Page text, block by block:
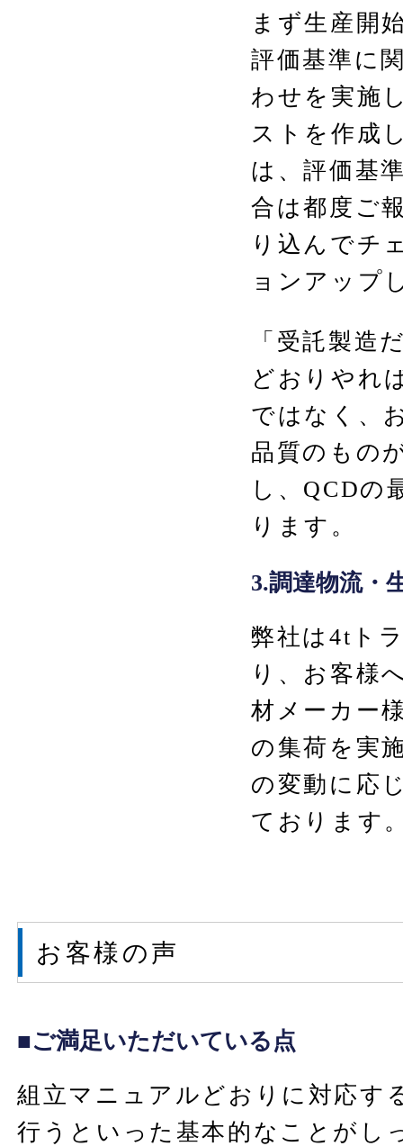
まず生産開
評価基準に
わせを実施
ストを作成
は、評価基
合は都度ご
り込んでチ
ョンアップ
「受託製造
どおりやれ
ではなく、
品質のもの
し、QCDの
ります。
3.調達物流・
弊社は4tト
り、お客様
材メーカー
の集荷を実
の変動に応
ております
お客様の声
■ご満足いただいている点
組立マニュアルどおりに対応す
行うといった基本的なことがし